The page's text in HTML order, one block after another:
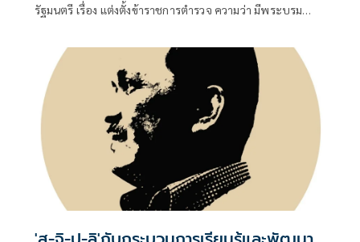
รัฐมนตรี เรื่อง แต่งตั้งข้าราชการตำรวจ ความว่า มีพระบรม